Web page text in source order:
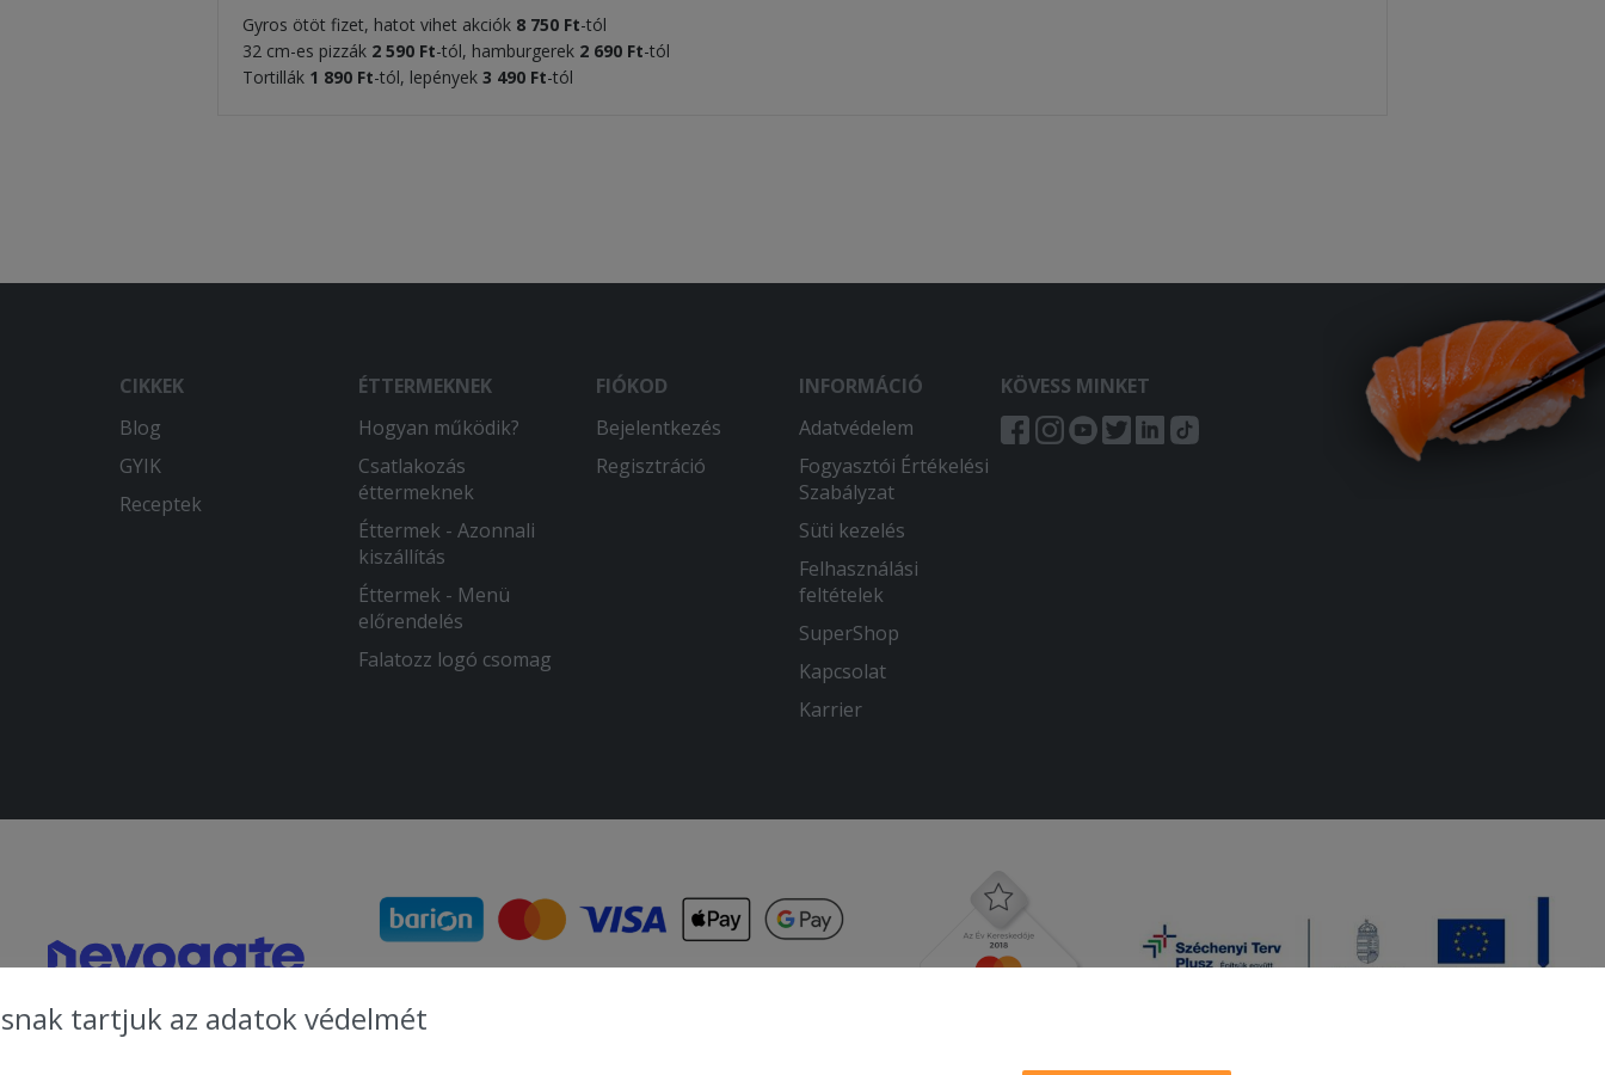
Gyros ötöt fizet, hatot vihet akciók 8 750 Ft-tól
32 cm-es pizzák 2 590 Ft-tól, hamburgerek 2 690 Ft-tól
Tortillák 1 890 Ft-tól, lepények 3 490 Ft-tól
CIKKEK
Blog
GYIK
Receptek
ÉTTERMEKNEK
Hogyan működik?
Csatlakozás
éttermeknek
Éttermek - Azonnali
kiszállítás
Éttermek - Menü
előrendelés
Falatozz logó csomag
FIÓKOD
Bejelentkezés
Regisztráció
INFORMÁCIÓ
Adatvédelem
Fogyasztói Értékelési
Szabályzat
Süti kezelés
Felhasználási
feltételek
SuperShop
Kapcsolat
Karrier
KÖVESS MINKET
tartjuk az adatok védelmét